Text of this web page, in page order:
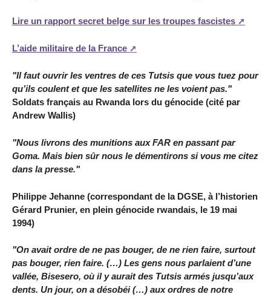
Lire un rapport secret belge sur les troupes fascistes
L’aide militaire de la France
"Il faut ouvrir les ventres de ces Tutsis que vous tuez pour
qu’ils coulent et que les satellites ne les voient pas."
Soldats français au Rwanda lors du génocide (cité par
Andrew Wallis)
"Nous livrons des munitions aux FAR en passant par
Goma. Mais bien sûr nous le démentirons si vous me citez
dans la presse."
Philippe Jehanne (correspondant de la DGSE, à l’historien
Gérard Prunier, en plein génocide rwandais, le 19 mai
1994)
"On avait ordre de ne pas bouger, de ne rien faire, surtout
pas bouger, rien faire. (…) Les gens nous parlaient d’une
vallée, Bisesero, où il y aurait des Tutsis armés jusqu’aux
dents. Un jour, on a désobéi (…) aux ordres de notre